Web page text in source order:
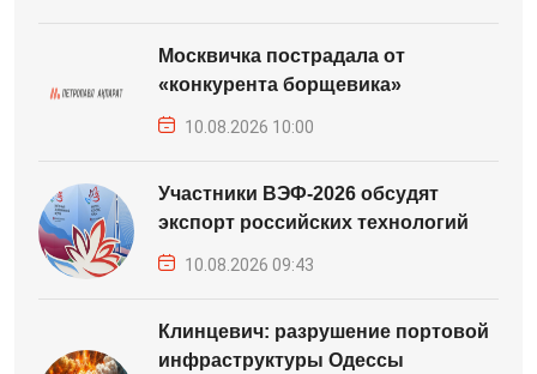
Москвичка пострадала от
«конкурента борщевика»
10.08.2026 10:00
Участники ВЭФ-2026 обсудят
экспорт российских технологий
10.08.2026 09:43
Клинцевич: разрушение портовой
инфраструктуры Одессы